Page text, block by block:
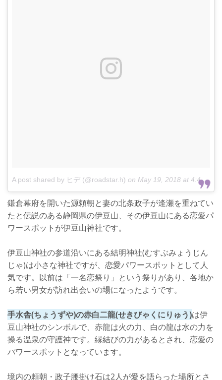
A post shared by ヒデ (@roadstar.h) on May 19, 2018 at 4:46pm PDT
鎌倉幕府を開いた源頼朝と妻の北条政子が逢瀬を重ねてい
たと伝説のある静岡県の伊豆山、その伊豆山にある恋愛パ
ワースポットが伊豆山神社です。
伊豆山神社の参道沿いにある結明神社(むすぶみょうじん
じゃ)は小さな神社ですが、恋愛パワースポットとして人
気です。以前は「一名恋祭り」という祭りがあり、各地か
ら若い男女が訪れ出会いの場になったようです。
手水舎(ちょうずや)の赤白二龍(せきびゃくにりゅう)は伊
豆山神社のシンボルで、赤龍は火の力、白の龍は水の力を
操る温泉の守護神です。縁結びの力があるとされ、恋愛の
パワースポットとなっています。
境内の頼朝・政子腰掛け石は2人が愛を語らった場所とさ